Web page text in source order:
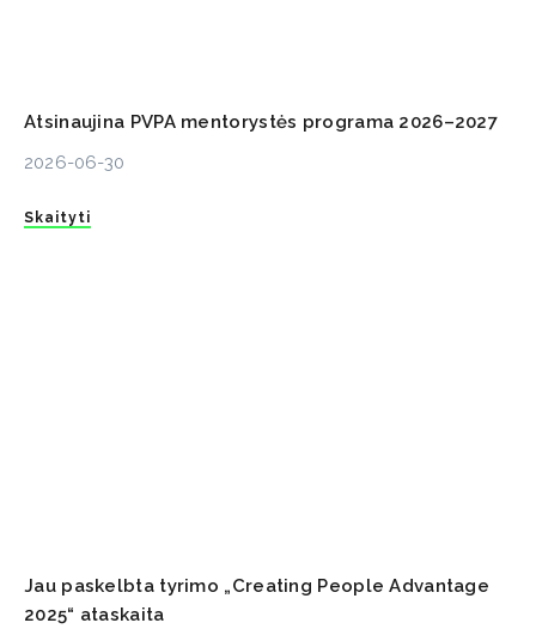
Atsinaujina PVPA mentorystės programa 2026–2027
2026-06-30
Skaityti
Jau paskelbta tyrimo „Creating People Advantage
2025“ ataskaita